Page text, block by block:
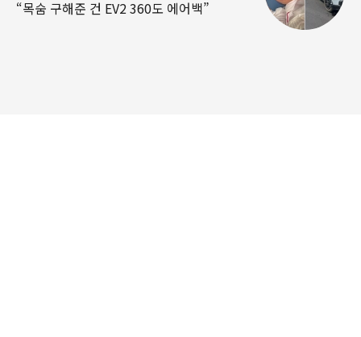
“목숨 구해준 건 EV2 360도 에어백”